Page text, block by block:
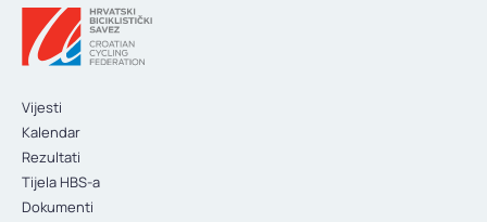
Vijesti
Kalendar
Rezultati
Tijela HBS-a
Dokumenti